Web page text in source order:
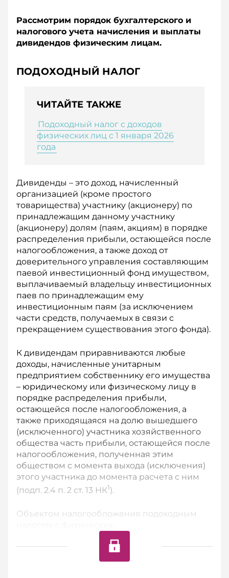
Рассмотрим порядок бухгалтерского и
налогового учета начисления и выплаты
дивидендов физическим лицам.
ПОДОХОДНЫЙ НАЛОГ
ЧИТАЙТЕ ТАКЖЕ
Подоходный налог с доходов
физических лиц с 1 января 2026
года
Дивиденды – это доход, начисленный
организацией (кроме простого
товарищества) участнику (акционеру) по
принадлежащим данному участнику
(акционеру) долям (паям, акциям) в порядке
распределения прибыли, остающейся после
налогообложения, а также доход от
доверительного управления составляющим
паевой инвестиционный фонд имуществом,
выплачиваемый владельцу инвестиционных
паев по принадлежащим ему
инвестиционным паям (за исключением
части средств, получаемых в связи с
прекращением существования этого фонда).
К дивидендам приравниваются любые
доходы, начисленные унитарным
предприятием собственнику его имущества
– юридическому или физическому лицу в
порядке распределения прибыли,
остающейся после налогообложения, а
также приходящаяся на долю вышедшего
(исключенного) участника хозяйственного
общества часть прибыли, остающейся после
налогообложения, полученная этим
обществом с момента выхода (исключения)
этого участника до момента расчета с ним
(подп. 2.4 п. 2 ст. 13 НК1).
Объектом налогообложения подоходным